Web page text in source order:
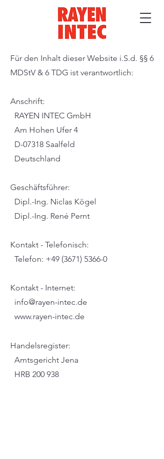
Für den Inhalt dieser Website i.S.d. §§ 6
MDStV & 6 TDG ist verantwortlich:
Anschrift:
RAYEN INTEC GmbH
Am Hohen Ufer 4
D-07318 Saalfeld
Deutschland
Geschäftsführer:
Dipl.-Ing. Niclas Kögel
Dipl.-Ing. René Pernt
Kontakt - Telefonisch:
Telefon: +49 (3671) 5366-0
Kontakt - Internet:
info@rayen-intec.de
www.rayen-intec.de
Handelsregister:
Amtsgericht Jena
HRB 200 938